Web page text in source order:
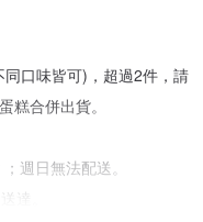
口味皆可)，超過2件，請
糕合併出貨。
週日無法配送。
達。